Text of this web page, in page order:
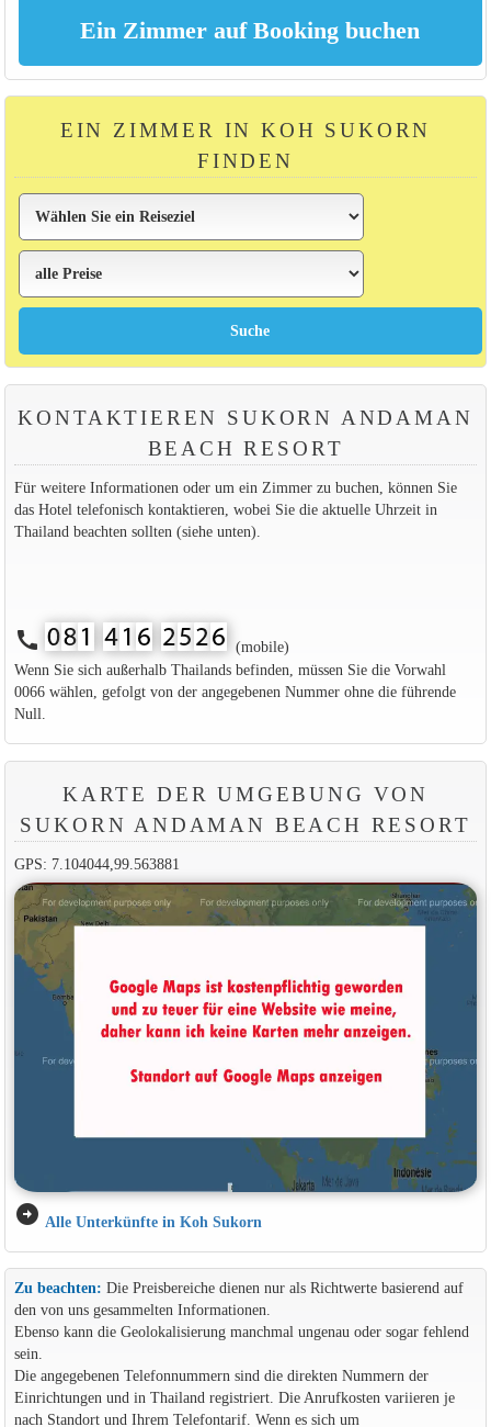
EIN ZIMMER IN KOH SUKORN
FINDEN
KONTAKTIEREN SUKORN ANDAMAN
BEACH RESORT
Für weitere Informationen oder um ein Zimmer zu buchen, können Sie
das Hotel telefonisch kontaktieren, wobei Sie die aktuelle Uhrzeit in
Thailand beachten sollten (siehe unten).
call
(mobile)
Wenn Sie sich außerhalb Thailands befinden, müssen Sie die Vorwahl
0066 wählen, gefolgt von der angegebenen Nummer ohne die führende
Null.
KARTE DER UMGEBUNG VON
SUKORN ANDAMAN BEACH RESORT
GPS: 7.104044,99.563881
arrow_circle_right Alle Unterkünfte in Koh Sukorn
Zu beachten: Die Preisbereiche dienen nur als Richtwerte basierend auf
den von uns gesammelten Informationen.
Ebenso kann die Geolokalisierung manchmal ungenau oder sogar fehlend
sein.
Die angegebenen Telefonnummern sind die direkten Nummern der
Einrichtungen und in Thailand registriert. Die Anrufkosten variieren je
nach Standort und Ihrem Telefontarif. Wenn es sich um